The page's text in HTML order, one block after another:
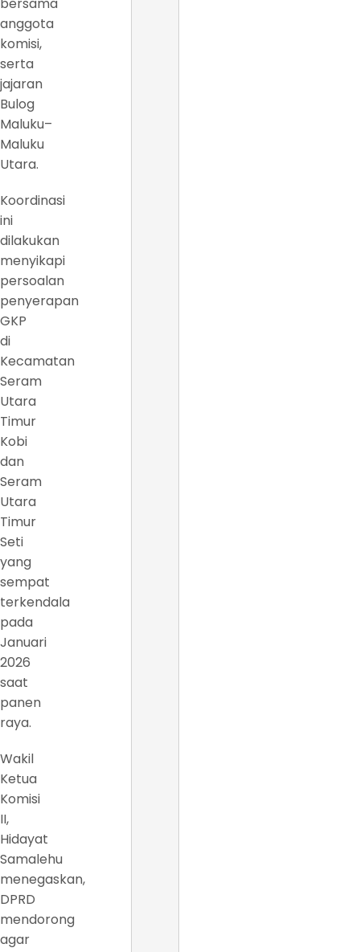
anggota
komisi,
serta
jajaran
Bulog
Maluku–
Maluku
Utara.
Koordinasi
ini
dilakukan
menyikapi
persoalan
penyerapan
GKP
di
Kecamatan
Seram
Utara
Timur
Kobi
dan
Seram
Utara
Timur
Seti
yang
sempat
terkendala
pada
Januari
2026
saat
panen
raya.
Wakil
Ketua
Komisi
II,
Hidayat
Samalehu
menegaskan,
DPRD
mendorong
agar